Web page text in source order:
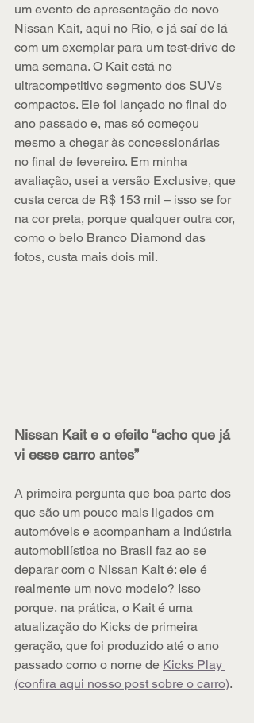
um evento de apresentação do novo
Nissan Kait, aqui no Rio, e já saí de lá
com um exemplar para um test-drive de
uma semana. O Kait está no
ultracompetitivo segmento dos SUVs
compactos. Ele foi lançado no final do
ano passado e, mas só começou
mesmo a chegar às concessionárias
no final de fevereiro. Em minha
avaliação, usei a versão Exclusive, que
custa cerca de R$ 153 mil – isso se for
na cor preta, porque qualquer outra cor,
como o belo Branco Diamond das
fotos, custa mais dois mil.
Nissan Kait e o efeito “acho que já
vi esse carro antes”
A primeira pergunta que boa parte dos
que são um pouco mais ligados em
automóveis e acompanham a indústria
automobilística no Brasil faz ao se
deparar com o Nissan Kait é: ele é
realmente um novo modelo? Isso
porque, na prática, o Kait é uma
atualização do Kicks de primeira
geração, que foi produzido até o ano
passado como o nome de Kicks Play
(confira aqui nosso post sobre o carro).